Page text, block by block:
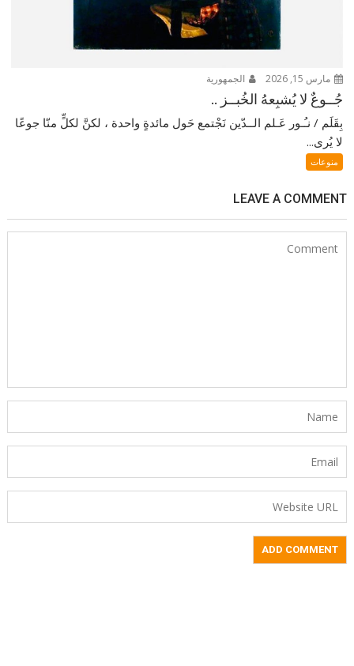
مارس 15, 2026 الجمهورية
جُــوعٌ لا يُشبِعهُ الخُبــز ..
بِقَلَم / نـُـور عَـلم الــدّين نَجْتمع حَول مائدةٍ واحدة ، لكنَّ لكلٍّ منّا جوعًا
لا يُرى...
منوعات
LEAVE A COMMENT